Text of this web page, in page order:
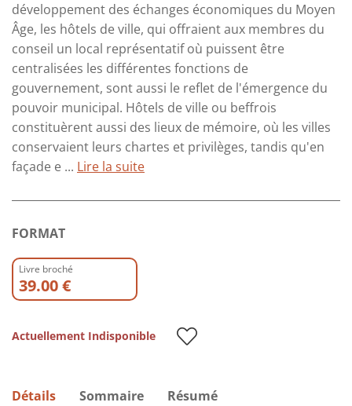
développement des échanges économiques du Moyen
Âge, les hôtels de ville, qui offraient aux membres du
conseil un local représentatif où puissent être
centralisées les différentes fonctions de
gouvernement, sont aussi le reflet de l'émergence du
pouvoir municipal. Hôtels de ville ou beffrois
constituèrent aussi des lieux de mémoire, où les villes
conservaient leurs chartes et privilèges, tandis qu'en
façade e ... Lire la suite
FORMAT
Livre broché
39.00 €
Actuellement Indisponible
Détails Sommaire Résumé